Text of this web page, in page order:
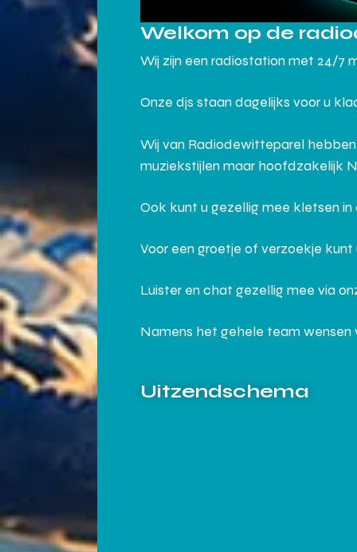
Welkom op de
Wij zijn een radiostation met 24/7
Onze djs staan dagelijks voor u
Wij van Radiodewitteparel
muziekstijlen maar hoofdzakelijk
Ook kunt u gezellig mee kletsen
Voor een groetje of verzoekje
Luister en chat gezellig mee via
Namens het gehele team wensen
Uitzendschema